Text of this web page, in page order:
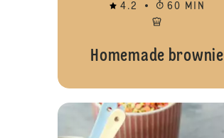
4.2 60 MIN
Homemade brownie